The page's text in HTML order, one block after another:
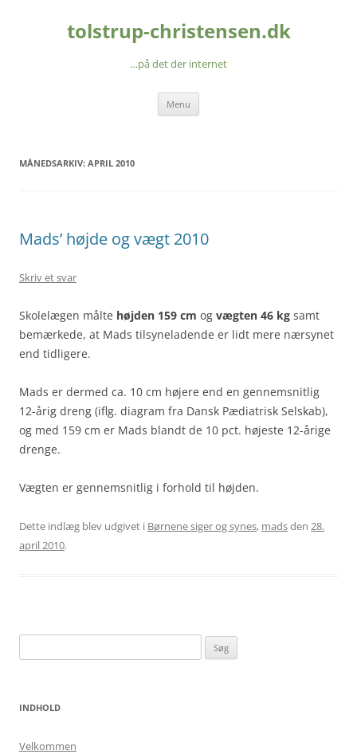
tolstrup-christensen.dk
…på det der internet
Menu
MÅNEDSARKIV: APRIL 2010
Mads’ højde og vægt 2010
Skriv et svar
Skolelægen målte højden 159 cm og vægten 46 kg samt
bemærkede, at Mads tilsyneladende er lidt mere nærsynet
end tidligere.
Mads er dermed ca. 10 cm højere end en gennemsnitlig
12-årig dreng (iflg. diagram fra Dansk Pædiatrisk Selskab),
og med 159 cm er Mads blandt de 10 pct. højeste 12-årige
drenge.
Vægten er gennemsnitlig i forhold til højden.
Dette indlæg blev udgivet i Børnene siger og synes, madsden 28.
april 2010.
efter:
INDHOLD
Velkommen